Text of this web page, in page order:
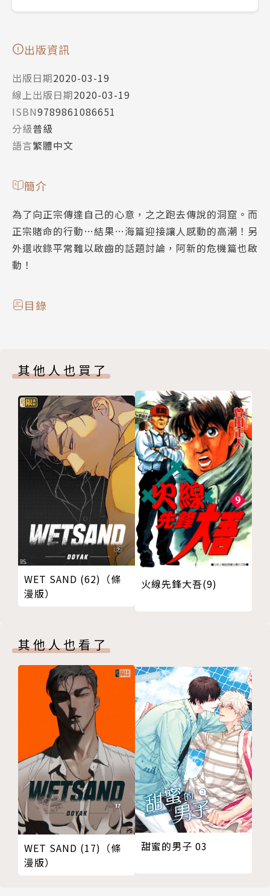
出版資訊
出版日期2020-03-19
線上出版日期2020-03-19
ISBN9789861086651
分級普級
語言繁體中文
簡介
為了向正宗傳達自己的心意，之之跑去傳說的洞窟。而
正宗賭命的行動…結果…海篇迎接讓人感動的高潮！另
外還收錄平常難以啟齒的話題討論，阿新的危機篇也啟
動！
目錄
其他人也買了
WET SAND (62)（條
漫版）
火線先鋒大吾(9)
其他人也看了
WET SAND (17)（條
漫版）
甜蜜的男子 03